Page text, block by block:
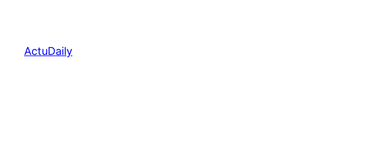
contenu
ActuDaily